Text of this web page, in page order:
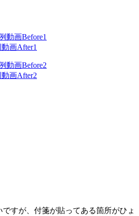
すが、付箋が貼ってある箇所がひょ